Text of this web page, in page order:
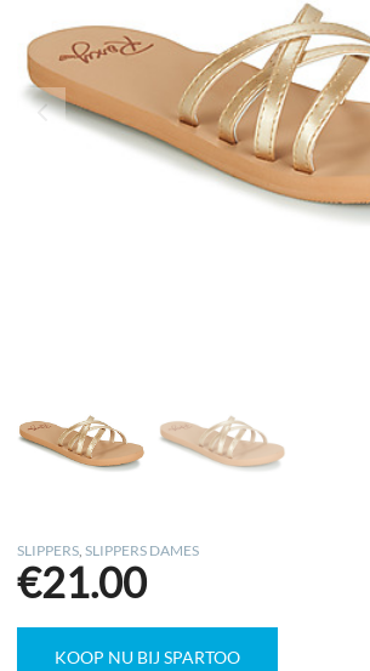
SLIPPERS ,SLIPPERS DAMES
€21.00
KOOP NU BIJ SPARTOO